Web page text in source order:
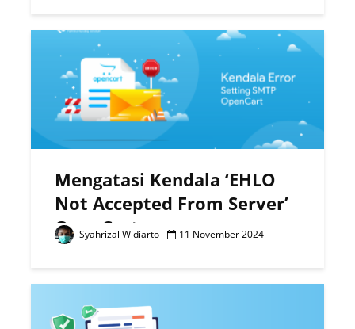
Mengatasi Kendala ‘EHLO
Not Accepted From Server’
OpenCart
Syahrizal Widiarto 11 November 2024